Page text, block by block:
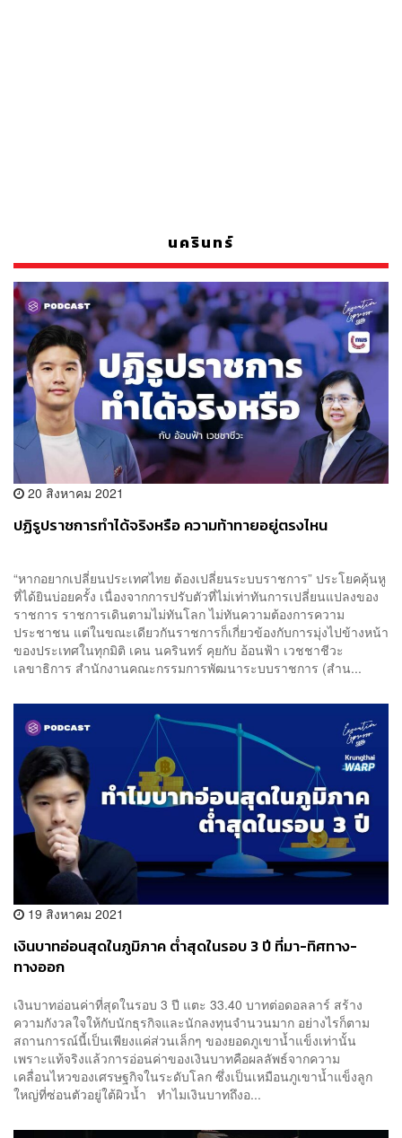
นครินทร์
20 สิงหาคม 2021
ปฏิรูปราชการทำได้จริงหรือ ความท้าทายอยู่ตรงไหน
“หากอยากเปลี่ยนประเทศไทย ต้องเปลี่ยนระบบราชการ” ประโยคคุ้นหู
ที่ได้ยินบ่อยครั้ง เนื่องจากการปรับตัวที่ไม่เท่าทันการเปลี่ยนแปลงของ
ราชการ ราชการเดินตามไม่ทันโลก ไม่ทันความต้องการความ
ประชาชน แต่ในขณะเดียวกันราชการก็เกี่ยวข้องกับการมุ่งไปข้างหน้า
ของประเทศในทุกมิติ เคน นครินทร์ คุยกับ อ้อนฟ้า เวชชาชีวะ
เลขาธิการ สำนักงานคณะกรรมการพัฒนาระบบราชการ (สำน...
19 สิงหาคม 2021
เงินบาทอ่อนสุดในภูมิภาค ต่ำสุดในรอบ 3 ปี ที่มา-ทิศทาง-
ทางออก
เงินบาทอ่อนค่าที่สุดในรอบ 3 ปี แตะ 33.40 บาทต่อดอลลาร์ สร้าง
ความกังวลใจให้กับนักธุรกิจและนักลงทุนจำนวนมาก อย่างไรก็ตาม
สถานการณ์นี้เป็นเพียงแค่ส่วนเล็กๆ ของยอดภูเขาน้ำแข็งเท่านั้น
เพราะแท้จริงแล้วการอ่อนค่าของเงินบาทคือผลลัพธ์จากความ
เคลื่อนไหวของเศรษฐกิจในระดับโลก ซึ่งเป็นเหมือนภูเขาน้ำแข็งลูก
ใหญ่ที่ซ่อนตัวอยู่ใต้ผิวน้ำ ทำไมเงินบาทถึงอ...